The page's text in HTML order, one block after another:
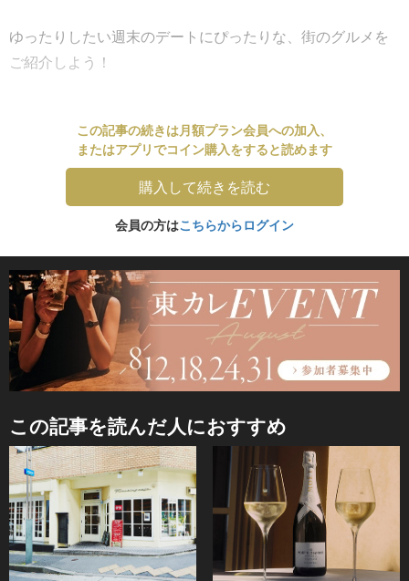
ゆったりしたい週末のデートにぴったりな、街のグルメを
ご紹介しよう！
この記事の続きは月額プラン会員への加入、
またはアプリでコイン購入をすると読めます
購入して続きを読む
会員の方はこちらからログイン
この記事を読んだ人におすすめ